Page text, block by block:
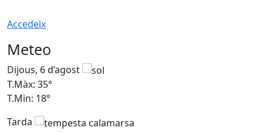
Accedeix
Meteo
Dijous, 6 d’agost
T.Màx: 35°
T.Min: 18°
Tarda